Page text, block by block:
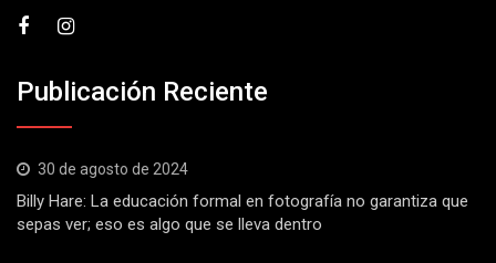
Publicación Reciente
30 de agosto de 2024
Billy Hare: La educación formal en fotografía no garantiza que
sepas ver; eso es algo que se lleva dentro